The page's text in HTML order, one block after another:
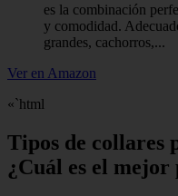
es la combinación
y comodidad.
grandes, cachorros,...
Ver en Amazon
«`html
Tipos de collares
¿Cuál es el